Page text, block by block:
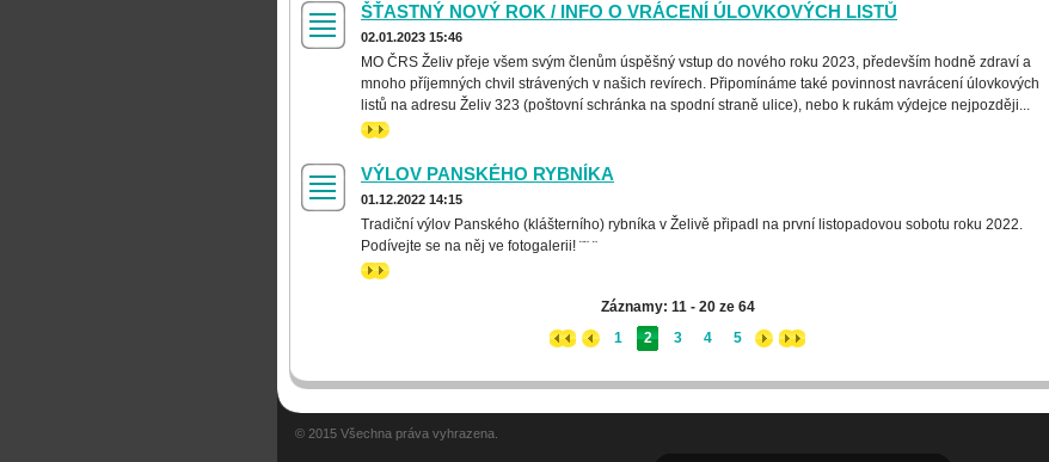
ŠŤASTNÝ NOVÝ ROK / INFO O VRÁCENÍ ÚLOVKOVÝCH LISTŮ
02.01.2023 15:46
MO ČRS Želiv přeje všem svým členům úspěšný vstup do nového roku 2023, především hodně zdraví a
mnoho příjemných chvil strávených v našich revírech. Připomínáme také povinnost navrácení úlovkových
listů na adresu Želiv 323 (poštovní schránka na spodní straně ulice), nebo k rukám výdejce nejpozději...
>>
VÝLOV PANSKÉHO RYBNÍKA
01.12.2022 14:15
Tradiční výlov Panského (klášterního) rybníka v Želivě připadl na první listopadovou sobotu roku 2022.
Podívejte se na něj ve fotogalerii! ¨¨ ¨
>>
Záznamy: 11 - 20 ze 64
1
2 3 4 5
© 2015 Všechna práva vyhrazena.